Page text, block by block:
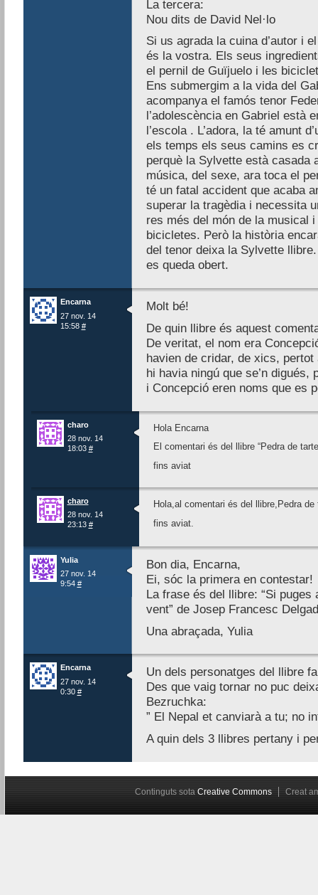
La tercera:
Nou dits de David Nel·lo
Si us agrada la cuina d’autor i
és la vostra. Els seus
el pernil de Guïjuelo i les
Ens submergim a la vida del
acompanya el famós tenor
l’adolescència en Gabriel està
l’escola . L’adora, la té amunt
els temps els seus camins es
perquè la Sylvette està casada
música, del sexe, ara toca el
té un fatal accident que acaba
superar la tragèdia i necessita
res més del món de la musical
bicicletes. Però la història
del tenor deixa la Sylvette
es queda obert.
Encarna
27 nov. 14
15:58 #
Molt bé!
De quin llibre és aquest
De veritat, el nom era
havien de cridar, de xics,
hi havia ningú que se’n
i Concepció eren noms que es
charo
28 nov. 14
18:03 #
Hola Encarna
El comentari és del llibre “Pedra de
fins aviat
charo
28 nov. 14
23:13 #
Hola,al comentari és del llibre,Pedra de
fins aviat.
Yulia
27 nov. 14
9:54 #
Bon dia, Encarna,
Ei, sóc la primera en contestar!
La frase és del llibre: “Si puges
vent” de Josep Francesc
Una abraçada, Yulia
Encarna
27 nov. 14
0:30 #
Un dels personatges del llibre
Des que vaig tornar no puc
Bezruchka:
” El Nepal et canviarà a tu; no
A quin dels 3 llibres pertany i
Continguts sota Creative Commons Creat